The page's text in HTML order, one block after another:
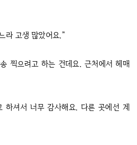
라 고생 많았어요.”
찍으려고 하는 건데요. 근처에서 헤매
하셔서 너무 감사해요. 다른 곳에선 계